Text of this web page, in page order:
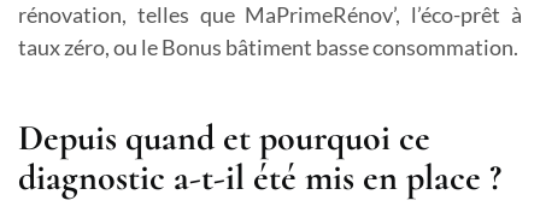
rénovation, telles que MaPrimeRénov’, l’éco-prêt à
taux zéro, ou le Bonus bâtiment basse consommation.
Depuis quand et pourquoi ce
diagnostic a-t-il été mis en place ?